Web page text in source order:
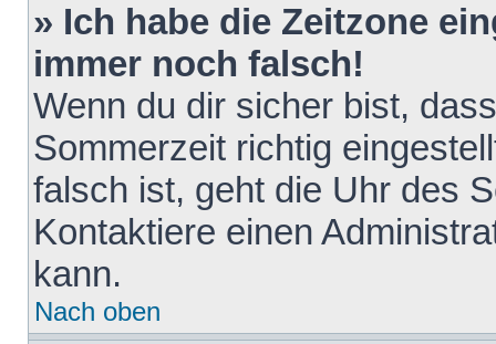
» Ich habe die Zeitzone
immer noch falsch!
Wenn du dir sicher bist,
Sommerzeit richtig
falsch ist, geht die Uhr des
Kontaktiere einen
kann.
Nach oben